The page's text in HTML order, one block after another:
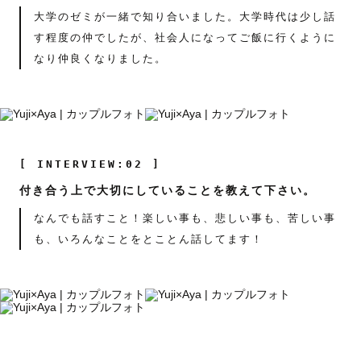
大学のゼミが一緒で知り合いました。大学時代は少し話
す程度の仲でしたが、社会人になってご飯に行くように
なり仲良くなりました。
[ INTERVIEW:02 ]
付き合う上で大切にしていることを教えて下さい。
なんでも話すこと！楽しい事も、悲しい事も、苦しい事
も、いろんなことをとことん話してます！